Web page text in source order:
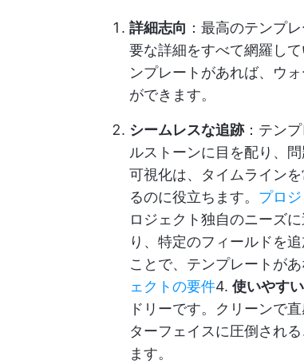
詳細志向 ：最高のテンプ
要な詳細をすべて網羅し
ンプレートがあれば、ウ
ができます。
シームレスな追跡：テン
ルストーンに目を配り、
可視化は、タイムライン
るのに役立ちます。 プロ
ロジェクト独自のニーズ
り、特定のフィールドを
ことで、テンプレートが
ェクトの要件4. 使いやすい
ドリーです。クリーンで
ターフェイスに圧倒され
ます。